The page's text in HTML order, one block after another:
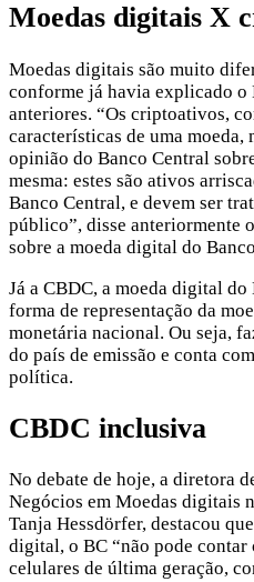
Moedas digitais X
Moedas digitais são muito
conforme já havia explicado o
anteriores. “Os criptoativos,
características de uma moeda,
opinião do Banco Central
mesma: estes são ativos
Banco Central, e devem ser
público”, disse anteriormente
sobre a moeda digital do
Já a CBDC, a moeda digital
forma de representação da
monetária nacional. Ou seja,
do país de emissão e conta
política.
CBDC inclusiva
No debate de hoje, a diretora
Negócios em Moedas digitais
Tanja Hessdörfer, destacou
digital, o BC “não pode contar
celulares de última geração,